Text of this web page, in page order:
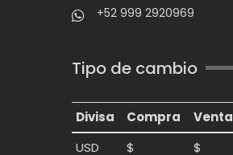
+52 999 2920969
Tipo de cambio
Divisa Compra Venta
USD
$ $